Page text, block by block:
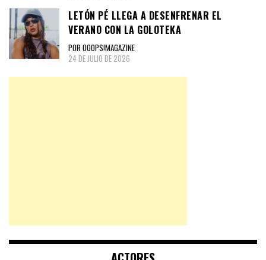
LETÓN PÉ LLEGA A DESENFRENAR EL
VERANO CON LA GOLOTEKA
POR OOOPS!MAGAZINE
24 DE JULIO DE 2026